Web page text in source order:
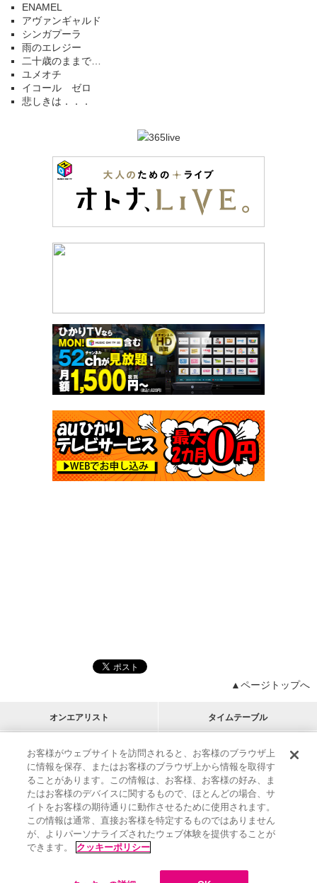
ENAMEL
アヴァンギャルド
シンガプーラ
雨のエレジー
二十歳のままで…
ユメオチ
イコール ゼロ
悲しきは．．．
▲ページトップへ
オンエアリスト タイムテーブル
プログラムリスト チャート
アーティストリスト
M-ON!
RECOMMEND
リクエスト
インフォメーション | プレゼント&ご招待
MUSIC ON! TV（エムオン!）とは？ | サポート
サイト案内
| エムオン!友の会 | クッキーの詳細
お客様がウェブサイトを訪問されると、お客様のブラウザ上
に情報を保存、またはお客様のブラウザ上から情報を取得す
ることがあります。この情報は、お客様、お客様の好み、ま
たはお客様のデバイスに関するもので、ほとんどの場合、サ
イトをお客様の期待通りに動作させるために使用されます。
この情報は通常、直接お客様を特定するものではありません
が、よりパーソナライズされたウェブ体験を提供することが
できます。
クッキーポリシー